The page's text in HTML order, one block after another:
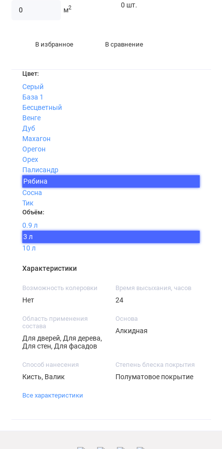
м2
0 шт.
В избранное В сравнение
Цвет:
Серый
База 1
Бесцветный
Венге
Дуб
Махагон
Орегон
Орех
Палисандр
Рябина
Сосна
Тик
Объём:
0.9 л
3 л
10 л
Характеристики
Возможность колеровки
Нет
Время высыхания, часов
24
Область применения
состава
Для дверей, Для дерева,
Для стен, Для фасадов
Основа
Алкидная
Способ нанесения
Кисть, Валик
Степень блеска покрытия
Полуматовое покрытие
Все характеристики